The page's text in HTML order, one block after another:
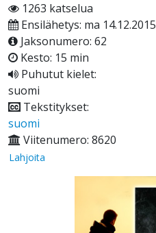
1263 katselua
Ensilähetys: ma 14.12.2015
Jaksonumero: 62
Kesto: 15 min
Puhutut kielet:
suomi
Tekstitykset:
suomi
Viitenumero: 8620
Lahjoita